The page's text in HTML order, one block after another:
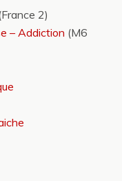
2)
– Addiction (M6